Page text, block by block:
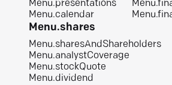
Menu.presentations
Menu.calendar
Menu.shares
Menu.sharesAndShareholders
Menu.analystCoverage
Menu.stockQuote
Menu.dividend